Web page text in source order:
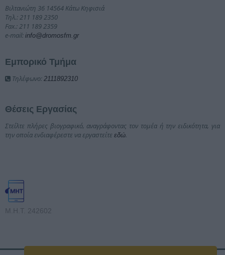
Βιλτανιώτη 36 14564 Κάτω Κηφισιά
Τηλ.: 211 189 2350
Fax.: 211 189 2359
e-mail: info@dromosfm.gr
Εμπορικό Τμήμα
Τηλέφωνο: 2111892310
Θέσεις Εργασίας
Στείλτε πλήρες βιογραφικό, αναγράφοντας τον τομέα ή την ειδικότητα, για
την οποία ενδιαφέρεστε να εργαστείτε εδώ.
Μ.Η.Τ. 242602